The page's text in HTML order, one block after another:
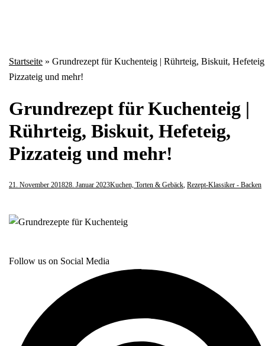
Startseite » Grundrezept für Kuchenteig | Rührteig, Biskuit,
Pizzateig und mehr!
Grundrezept für Kuchenteig |
Rührteig, Biskuit, Hefeteig,
Pizzateig und mehr!
21. November 201828. Januar 2023Kuchen, Torten & Gebäck, Rezept-Klassiker - Backen
Follow us on Social Media